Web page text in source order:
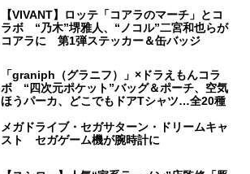
【VIVANT】ロッテ「コアラのマーチ」とコ
ラボ “乃木”堺雅人、“ノコル”二宮和也らが
コアラに 第1弾ステッカー＆缶バッジ
「graniph（グラニフ）」×ドラえもんコラ
ボ “四次元ポケット”バッグ＆ポーチ、空気
ほうパーカ、どこでもドアTシャツ…全20種
メガドライブ・セガサターン・ドリームキャ
スト セガゲーム機が腕時計に